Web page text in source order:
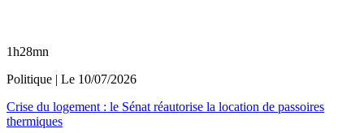
1h28mn
Politique | Le 10/07/2026
Crise du logement : le Sénat réautorise la location de passoires
thermiques